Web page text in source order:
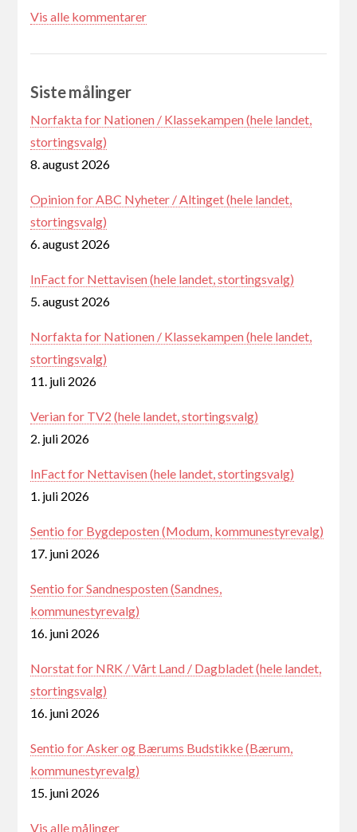
Vis alle kommentarer
Siste målinger
Norfakta for Nationen / Klassekampen (hele landet,
stortingsvalg)
8. august 2026
Opinion for ABC Nyheter / Altinget (hele landet,
stortingsvalg)
6. august 2026
InFact for Nettavisen (hele landet, stortingsvalg)
5. august 2026
Norfakta for Nationen / Klassekampen (hele landet,
stortingsvalg)
11. juli 2026
Verian for TV2 (hele landet, stortingsvalg)
2. juli 2026
InFact for Nettavisen (hele landet, stortingsvalg)
1. juli 2026
Sentio for Bygdeposten (Modum, kommunestyrevalg)
17. juni 2026
Sentio for Sandnesposten (Sandnes,
kommunestyrevalg)
16. juni 2026
Norstat for NRK / Vårt Land / Dagbladet (hele landet,
stortingsvalg)
16. juni 2026
Sentio for Asker og Bærums Budstikke (Bærum,
kommunestyrevalg)
15. juni 2026
Vis alle målinger